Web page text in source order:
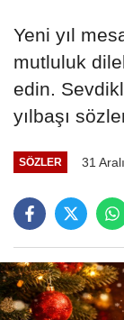
Yeni yıl
mutluluk
edin.
yılbaşı
SÖZLER 31